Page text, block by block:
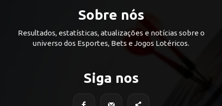
Sobre nós
Resultados, estatísticas, atualizações e notícias sobre o
universo dos Esportes, Bets e Jogos Lotéricos.
Siga nos